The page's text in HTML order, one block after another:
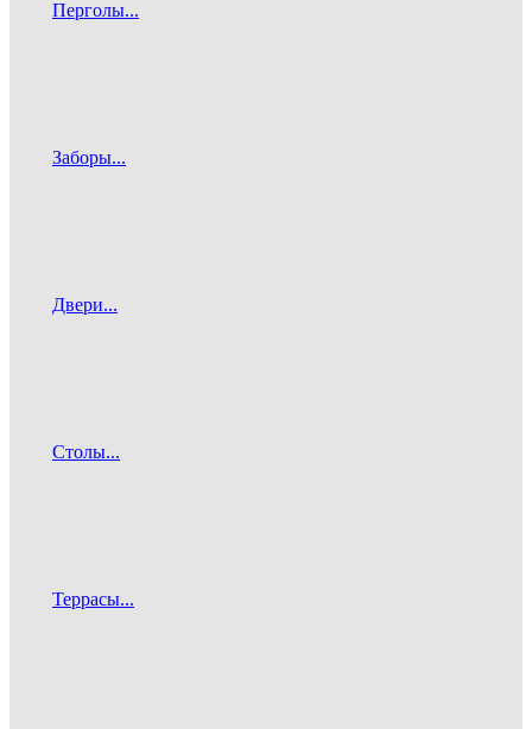
Перголы...
Заборы...
Двери...
Столы...
Террасы...